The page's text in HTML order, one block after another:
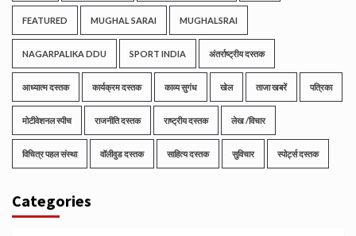
FEATURED MUGHAL SARAI MUGHALSRAI
NAGARPALIKA DDU SPORT INDIA अंतर्राष्ट्रीय दस्तक
आध्यात्म दस्तक कार्यक्रम दस्तक काव्य सुगंध खेल ताजा खबरें पत्रिका
मोटीवेशनल स्पीच राजनीति दस्तक राष्ट्रीय दस्तक लेख /विचार
विचित्र पहल संस्था वॉलीवुड दस्तक साहित्य दस्तक सुविचार स्पोर्ट्स दस्तक
Categories